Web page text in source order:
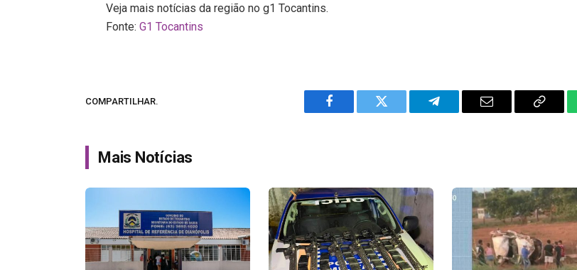
Veja mais notícias da região no g1 Tocantins.
Fonte:G1 Tocantins
COMPARTILHAR.
Facebook Twitter Telegram Email
Copy
Mais Notícias